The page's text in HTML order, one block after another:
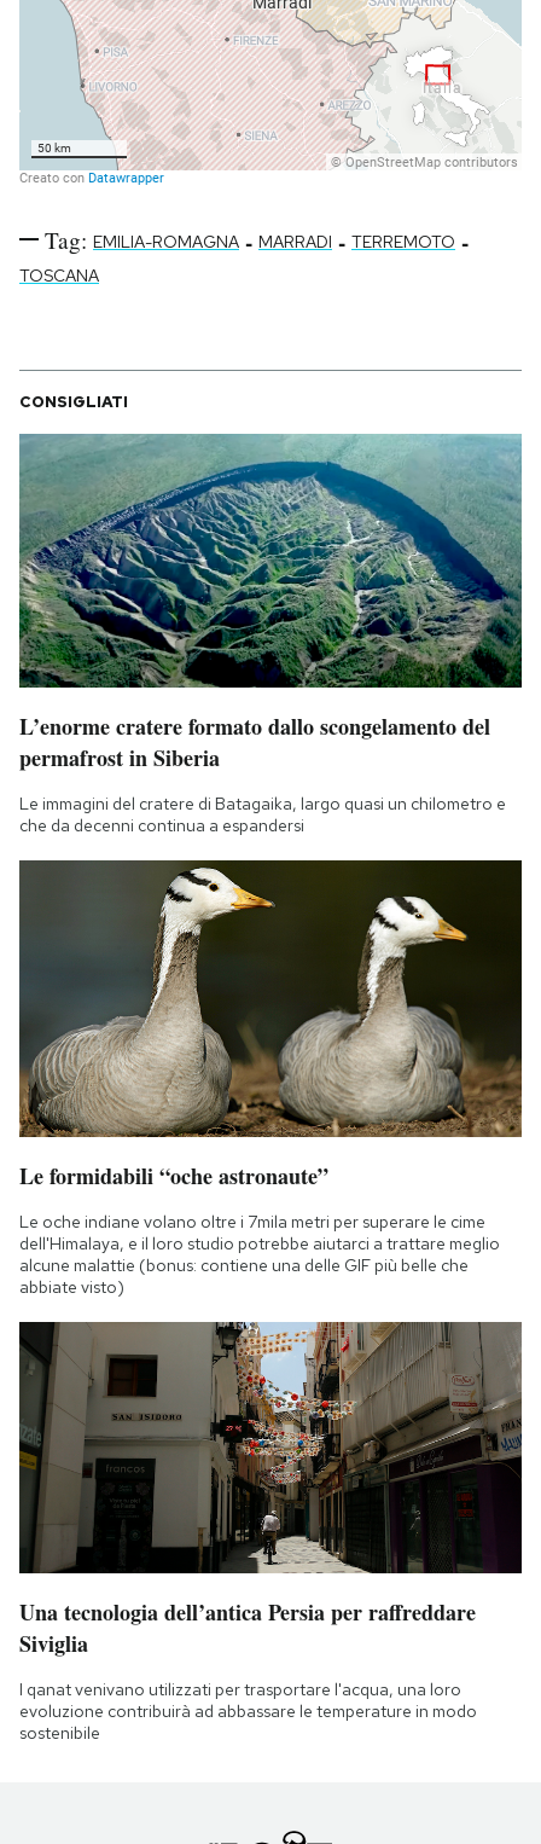
Tag: EMILIA-ROMAGNA - MARRADI - TERREMOTO -
TOSCANA
CONSIGLIATI
L’enorme cratere formato dallo scongelamento del
permafrost in Siberia
Le immagini del cratere di Batagaika, largo quasi un chilometro e
che da decenni continua a espandersi
Le formidabili “oche astronaute”
Le oche indiane volano oltre i 7mila metri per superare le cime
dell'Himalaya, e il loro studio potrebbe aiutarci a trattare meglio
alcune malattie (bonus: contiene una delle GIF più belle che
abbiate visto)
Una tecnologia dell’antica Persia per raffreddare
Siviglia
I qanat venivano utilizzati per trasportare l'acqua, una loro
evoluzione contribuirà ad abbassare le temperature in modo
sostenibile